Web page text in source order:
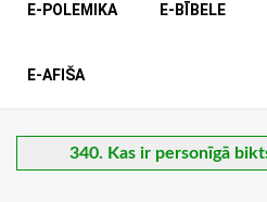
E-POLEMIKA E-BĪBELE
E-AFIŠA
340. Kas ir personīgā